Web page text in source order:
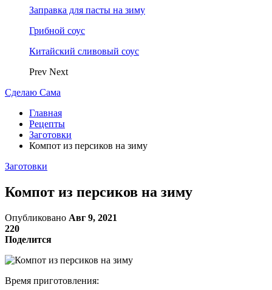
Заправка для пасты на зиму
Грибной соус
Китайский сливовый соус
Prev Next
Сделаю Сама
Главная
Рецепты
Заготовки
Компот из персиков на зиму
Заготовки
Компот из персиков на зиму
Опубликовано Авг 9, 2021
220
Поделится
Время приготовления: